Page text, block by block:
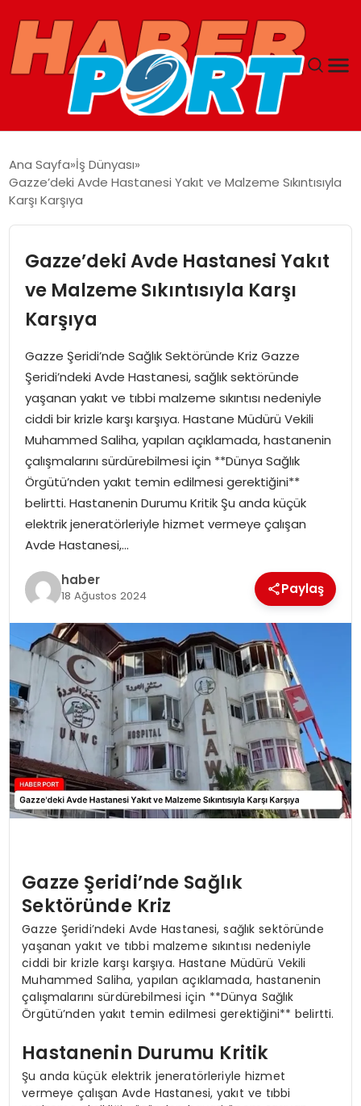
GUNCEL
SPOR
MAGAZIN
SPOR
EĞITIM
OTOMOBIL
TEKNOLOJI
EKONOMI
Ana Sayfa İş Dünyası
Gazze’deki Avde Hastanesi Yakıt ve Malzeme Sıkıntısıyla
Karşı Karşıya
Gazze’deki Avde Hastanesi Yakıt
ve Malzeme Sıkıntısıyla Karşı
Karşıya
Gazze Şeridi’nde Sağlık Sektöründe Kriz Gazze
Şeridi’ndeki Avde Hastanesi, sağlık sektöründe
yaşanan yakıt ve tıbbi malzeme sıkıntısı nedeniyle
ciddi bir krizle karşı karşıya. Hastane Müdürü Vekili
Muhammed Saliha, yapılan açıklamada, hastanenin
çalışmalarını sürdürebilmesi için **Dünya Sağlık
Örgütü’nden yakıt temin edilmesi gerektiğini**
belirtti. Hastanenin Durumu Kritik Şu anda küçük
elektrik jeneratörleriyle hizmet vermeye çalışan
Avde Hastanesi,…
haber
18 Ağustos 2024 Paylaş
Gazze Şeridi’nde Sağlık
Sektöründe Kriz
Gazze Şeridi’ndeki Avde Hastanesi, sağlık sektöründe
yaşanan yakıt ve tıbbi malzeme sıkıntısı nedeniyle
ciddi bir krizle karşı karşıya. Hastane Müdürü Vekili
Muhammed Saliha, yapılan açıklamada, hastanenin
çalışmalarını sürdürebilmesi için **Dünya Sağlık
Örgütü’nden yakıt temin edilmesi gerektiğini** belirtti.
Hastanenin Durumu Kritik
Şu anda küçük elektrik jeneratörleriyle hizmet
vermeye çalışan Avde Hastanesi, yakıt ve tıbbi